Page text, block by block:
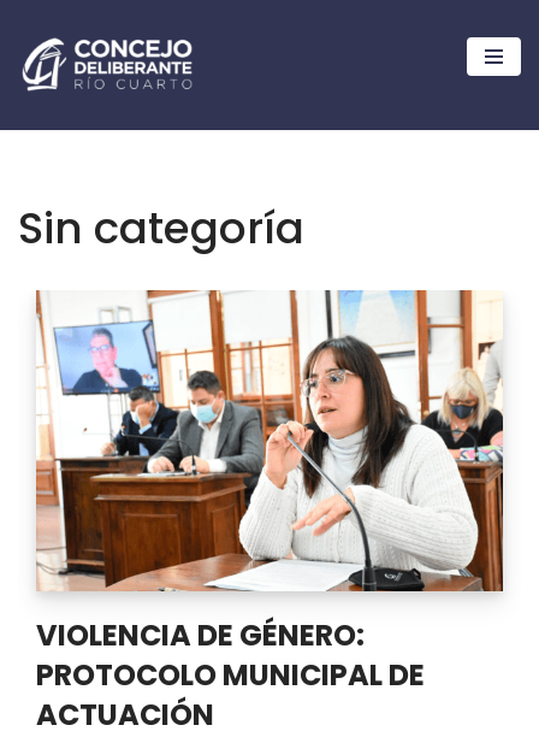
Ir
al
Sin categoría
VIOLENCIA DE GÉNERO:
PROTOCOLO MUNICIPAL DE
ACTUACIÓN